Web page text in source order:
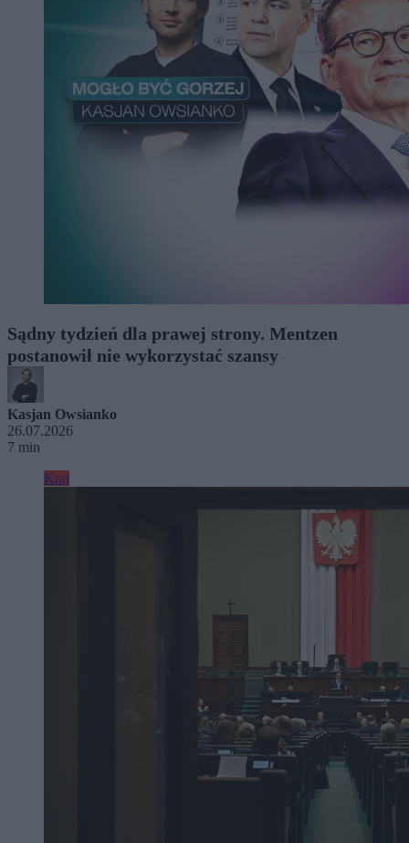
Sądny tydzień dla prawej strony. Mentzen
postanowił nie wykorzystać szansy
Kasjan Owsianko
26.07.2026
7 min
Kraj